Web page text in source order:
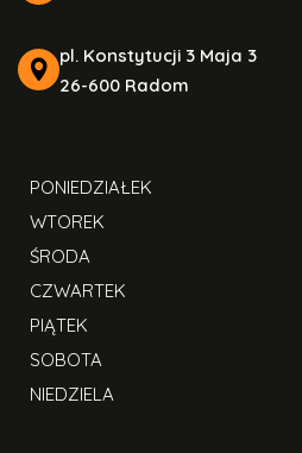
pl. Konstytucji 3 Maja 3
26-600 Radom
PONIEDZIAŁEK
WTOREK
ŚRODA
CZWARTEK
PIĄTEK
SOBOTA
NIEDZIELA